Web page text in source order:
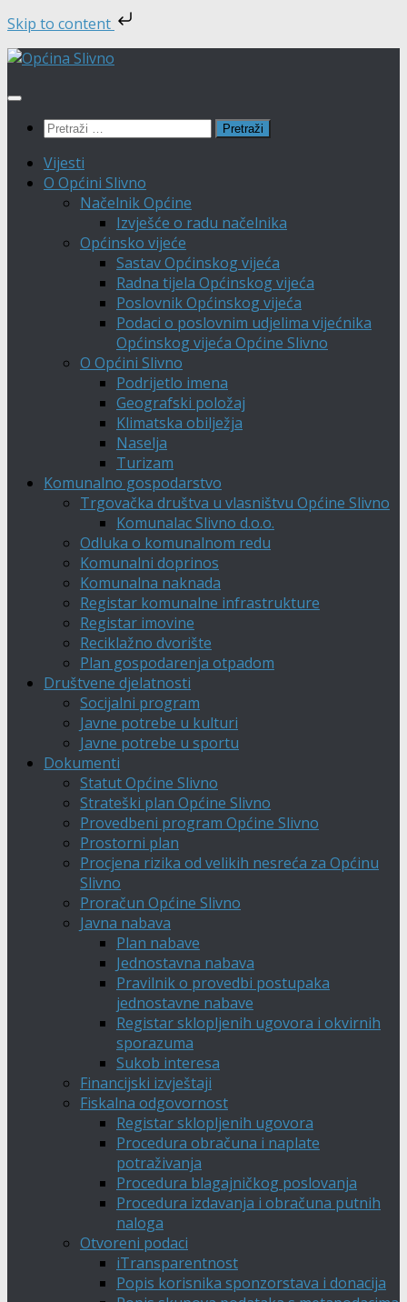
Skip to content
Skip
content
Pretraži:
Vijesti
O Općini Slivno
Načelnik Općine
Izvješće o radu načelnika
Općinsko vijeće
Sastav Općinskog vijeća
Radna tijela Općinskog vijeća
Poslovnik Općinskog vijeća
Podaci o poslovnim udjelima vijećnika
Općinskog vijeća Općine Slivno
O Općini Slivno
Podrijetlo imena
Geografski položaj
Klimatska obilježja
Naselja
Turizam
Komunalno gospodarstvo
Trgovačka društva u vlasništvu Općine Slivno
Komunalac Slivno d.o.o.
Odluka o komunalnom redu
Komunalni doprinos
Komunalna naknada
Registar komunalne infrastrukture
Registar imovine
Reciklažno dvorište
Plan gospodarenja otpadom
Društvene djelatnosti
Socijalni program
Javne potrebe u kulturi
Javne potrebe u sportu
Dokumenti
Statut Općine Slivno
Strateški plan Općine Slivno
Provedbeni program Općine Slivno
Prostorni plan
Procjena rizika od velikih nesreća za Općinu
Slivno
Proračun Općine Slivno
Javna nabava
Plan nabave
Jednostavna nabava
Pravilnik o provedbi postupaka
jednostavne nabave
Registar sklopljenih ugovora i okvirnih
sporazuma
Sukob interesa
Financijski izvještaji
Fiskalna odgovornost
Registar sklopljenih ugovora
Procedura obračuna i naplate
potraživanja
Procedura blagajničkog poslovanja
Procedura izdavanja i obračuna putnih
naloga
Otvoreni podaci
iTransparentnost
Popis korisnika sponzorstava i donacija